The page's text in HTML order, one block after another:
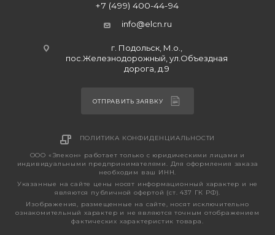
+7 (499) 400-44-94
info@elcn.ru
г. Подольск, М.о.,
пос.Железнодорожный, ул.Объездная
дорога, д.9
ОТПРАВИТЬ ЗАЯВКУ
ПОЛИТИКА КОНФИДЕНЦИАЛЬНОСТИ
ООО «Элекон» работает только с юридическими лицами и
индивидуальными предпринимателями. Для оформления заказа
необходим ваш ИНН.
Указанные на сайте цены носят информационный характер и не
являются публичной офертой (ст. 437 ГК РФ).
Изображения, размещенные на сайте, носят исключительно
ознакомительный характер и не являются точным отображением
фактических характеристик товара.